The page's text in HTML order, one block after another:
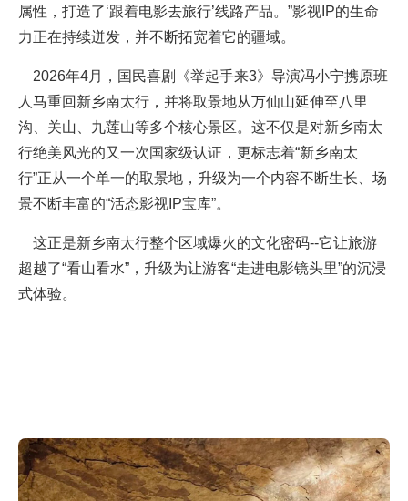
属性，打造了‘跟着电影去旅行’线路产品。”影视IP的生命
力正在持续迸发，并不断拓宽着它的疆域。
2026年4月，国民喜剧《举起手来3》导演冯小宁携原班
人马重回新乡南太行，并将取景地从万仙山延伸至八里
沟、关山、九莲山等多个核心景区。这不仅是对新乡南太
行绝美风光的又一次国家级认证，更标志着“新乡南太
行”正从一个单一的取景地，升级为一个内容不断生长、场
景不断丰富的“活态影视IP宝库”。
这正是新乡南太行整个区域爆火的文化密码--它让旅游
超越了“看山看水”，升级为让游客“走进电影镜头里”的沉浸
式体验。